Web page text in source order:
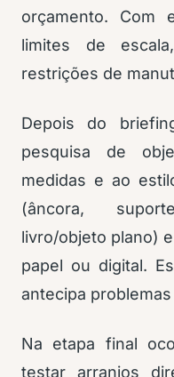
orçamento. Com
limites de
restrições de
Depois do
pesquisa de
medidas e ao
(âncora,
livro/objeto plano)
papel ou digital.
antecipa
Na etapa final
testar arranjos